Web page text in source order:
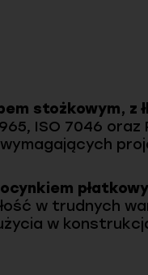
stożkowym, z
ISO 7046
ocynkiem
w trudnych
w